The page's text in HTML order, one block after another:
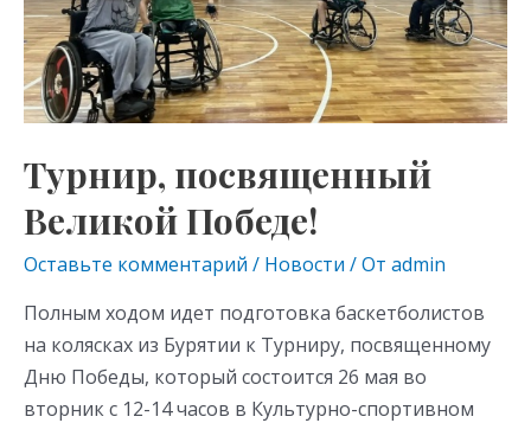
Турнир, посвященный
Великой Победе!
Оставьте комментарий / Новости / От admin
Полным ходом идет подготовка баскетболистов
на колясках из Бурятии к Турниру, посвященному
Дню Победы, который состоится 26 мая во
вторник с 12-14 часов в Культурно-спортивном